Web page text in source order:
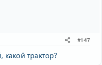
#147
какой трактор?